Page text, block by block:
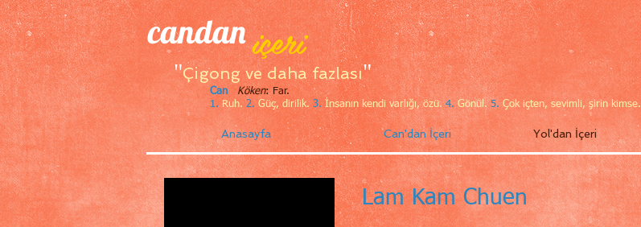
candaniçeri
Can Köken: Far.
1. Ruh. 2. Güç, dirilik. 3. İnsanın kendi varlığı, özü. 4. Gönül. 5.Çok içten, sevimli, şirin kimse.
"Çigong ve daha fazlası"
Anasayfa Can'dan İçeri Yol'dan İçeri
Lam Kam Chuen